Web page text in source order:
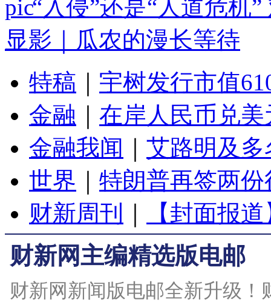
“入侵”还是“人道危机
显影｜瓜农的漫长等待
特稿
宇树发行市值
金融
在岸人民币兑
金融我闻
艾路明及
世界
特朗普再签两
财新周刊
【封面报
财新网主编精选版电邮
财新网新闻版电邮全新升级